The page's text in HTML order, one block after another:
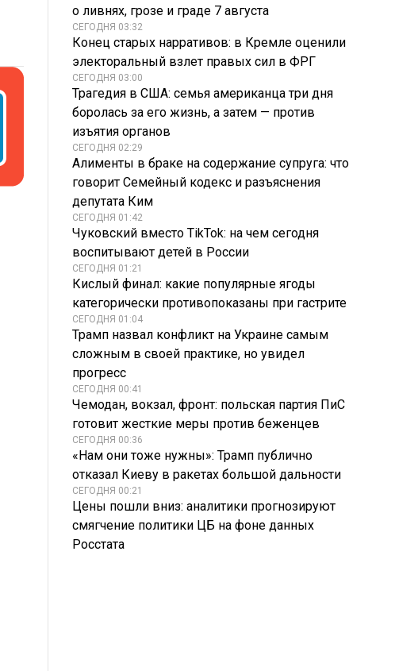
о ливнях, грозе и граде 7 августа
СЕГОДНЯ 03:32
Конец старых нарративов: в Кремле оценили
электоральный взлет правых сил в ФРГ
СЕГОДНЯ 03:00
Трагедия в США: семья американца три дня
боролась за его жизнь, а затем — против
изъятия органов
СЕГОДНЯ 02:29
Алименты в браке на содержание супруга: что
говорит Семейный кодекс и разъяснения
депутата Ким
СЕГОДНЯ 01:42
Чуковский вместо TikTok: на чем сегодня
воспитывают детей в России
СЕГОДНЯ 01:21
Кислый финал: какие популярные ягоды
категорически противопоказаны при гастрите
СЕГОДНЯ 01:04
Трамп назвал конфликт на Украине самым
сложным в своей практике, но увидел
прогресс
СЕГОДНЯ 00:41
Чемодан, вокзал, фронт: польская партия ПиС
готовит жесткие меры против беженцев
СЕГОДНЯ 00:36
«Нам они тоже нужны»: Трамп публично
отказал Киеву в ракетах большой дальности
СЕГОДНЯ 00:21
Цены пошли вниз: аналитики прогнозируют
смягчение политики ЦБ на фоне данных
Росстата